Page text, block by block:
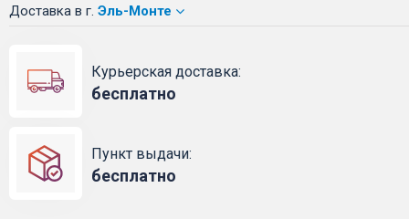
Доставка в г. Эль-Монте
Курьерская доставка:
бесплатно
Пункт выдачи:
бесплатно